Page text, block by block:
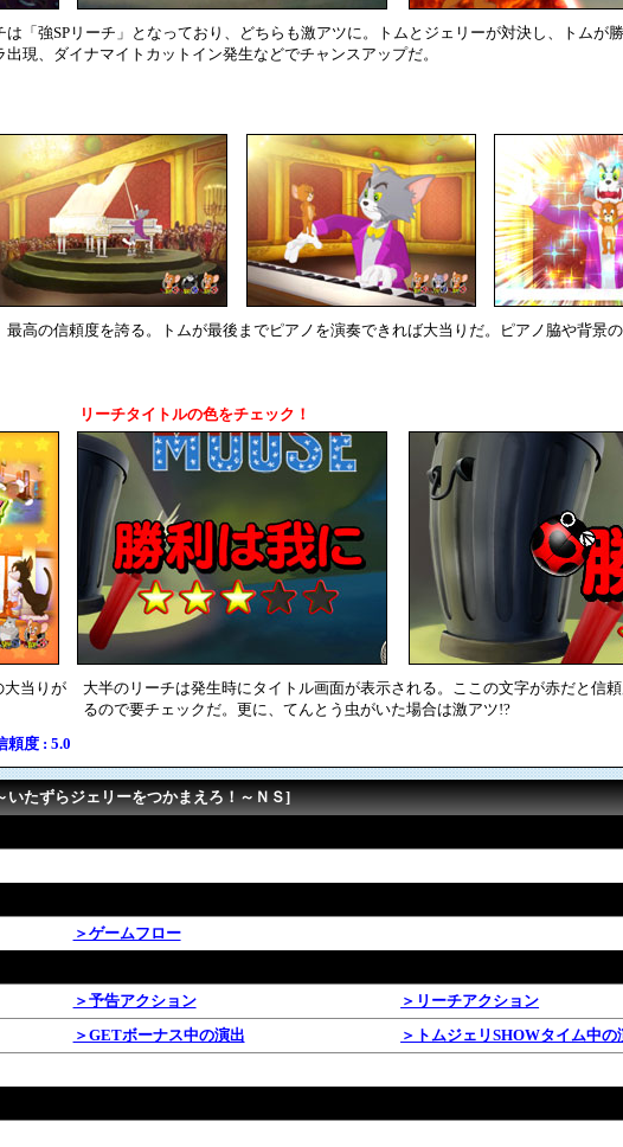
「強SPリーチ」となっており、どちらも激アツに。トムとジェリーが対決し、トムが
現、ダイナマイトカットイン発生などでチャンスアップだ。
高の信頼度を誇る。トムが最後までピアノを演奏できれば大当りだ。ピアノ脇や背景
リーチタイトルの色をチェック！
大当りが
頼度 : 5.0
大半のリーチは発生時にタイトル画面が表示される。ここの文字が赤だと信
るので要チェックだ。更に、てんとう虫がいた場合は激アツ!?
たずらジェリーをつかまえろ！～ＮＳ]
＞ゲームフロー
＞予告アクション
＞リーチアクション
＞GETボーナス中の演出
＞トムジェリSHOWタイム中の